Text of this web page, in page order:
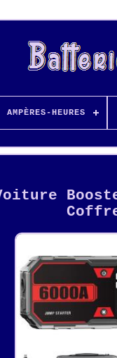
AMPÈRES-HEURES